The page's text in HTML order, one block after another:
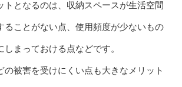
トとなるのは、収納スペースが生活空間
ることがない点、使用頻度が少ないもの
しまっておける点などです。
の被害を受けにくい点も大きなメリット